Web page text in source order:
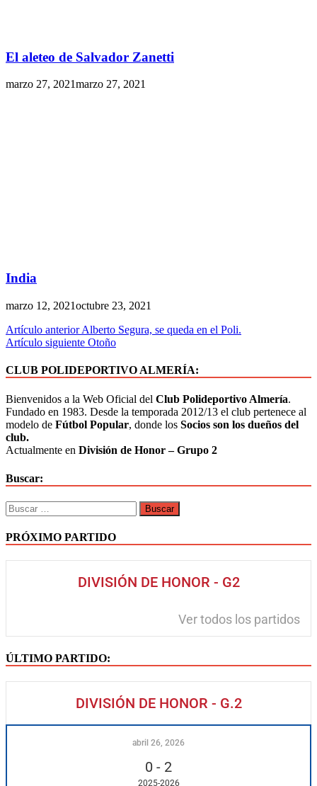
El aleteo de Salvador Zanetti
marzo 27, 2021marzo 27, 2021
India
marzo 12, 2021octubre 23, 2021
Artículo anterior Alberto Segura, se queda en el Poli.
Artículo siguiente Otoño
CLUB POLIDEPORTIVO ALMERÍA:
Bienvenidos a la Web Oficial del Club Polideportivo Almería.
Fundado en 1983. Desde la temporada 2012/13 el club pertenece al
modelo de Fútbol Popular, donde los Socios son los dueños del
club.
Actualmente en División de Honor – Grupo 2
Buscar:
PRÓXIMO PARTIDO
DIVISIÓN DE HONOR - G2
Ver todos los partidos
ÚLTIMO PARTIDO:
DIVISIÓN DE HONOR - G.2
abril 26, 2026
0 - 2
2025-2026